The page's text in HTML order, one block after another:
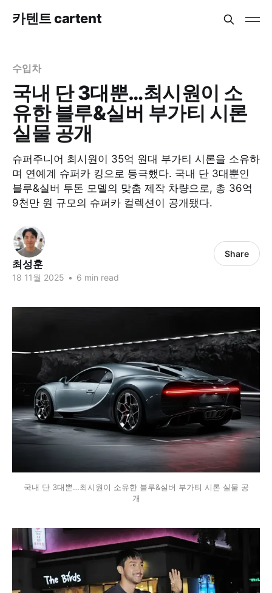
카텐트 cartent
수입차
국내 단 3대뿐…최시원이 소
유한 블루&실버 부가티 시론
실물 공개
슈퍼주니어 최시원이 35억 원대 부가티 시론을 소유하
며 연예계 슈퍼카 킹으로 등극했다. 국내 단 3대뿐인
블루&실버 투톤 모델의 맞춤 제작 차량으로, 총 36억
9천만 원 규모의 슈퍼카 컬렉션이 공개됐다.
최성훈
18 11월 2025 • 6 min read
Share
국내 단 3대뿐…최시원이 소유한 블루&실버 부가티 시론 실물 공
개